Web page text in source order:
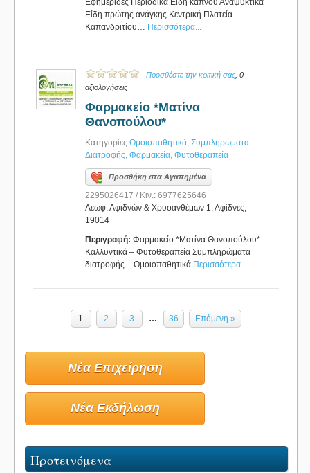
Εφημερίδες Περιοδικά Είδη καπνού Αναψυκτικά
Είδη πρώτης ανάγκης Κεντρική Πλατεία
Καπανδριτίου… Περισσότερα...
Προσθέστε την κριτική σας , 0
αξιολογήσεις
Φαρμακείο *Ματίνα
Θανοπούλου*
Κατηγορίες Ομοιοπαθητικά, Συμπληρώματα
Διατροφής, Φαρμακεία, Φυτοθεραπεία
Προσθήκη στα Αγαπημένα
2295026417 / Κιν.: 6977625646
Λεωφ. Αφιδνών & Χρυσανθέμων 1, Αφίδνες,
19014
Περιγραφή: Φαρμακείο *Ματίνα Θανοπούλου*
Καλλυντικά – Φυτοθεραπεία Συμπληρώματα
διατροφής – Ομοιοπαθητικά Περισσότερα...
1 2 3 … 36 Επόμενη »
Νέα Επιχείρηση
Νέα Εκδήλωση
Προτεινόμενα